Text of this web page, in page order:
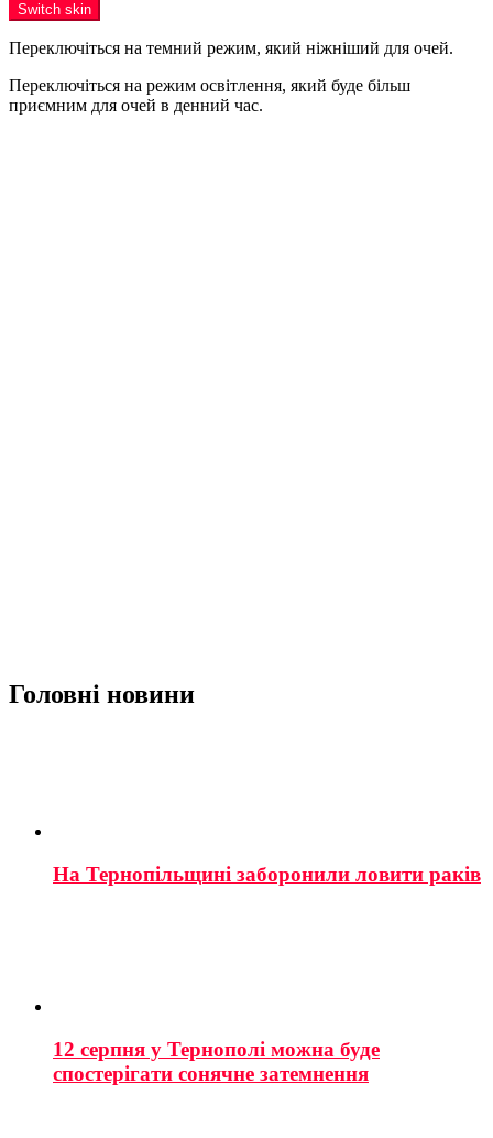
Switch skin
Переключіться на темний режим, який ніжніший для очей.
Переключіться на режим освітлення, який буде більш
приємним для очей в денний час.
Головні новини
На Тернопільщині заборонили ловити раків
12 серпня у Тернополі можна буде
спостерігати сонячне затемнення